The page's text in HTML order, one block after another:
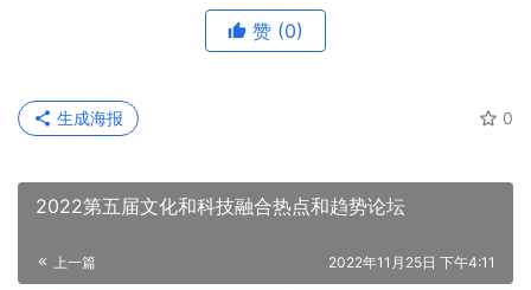
赞 (0)
0
生成海报
2022第五届文化和科技融合热点和趋势论坛
上一篇 2022年11月25日 下午4:11